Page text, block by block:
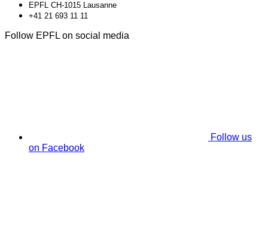
EPFL CH-1015 Lausanne
+41 21 693 11 11
Follow EPFL on social media
Follow us
on Facebook